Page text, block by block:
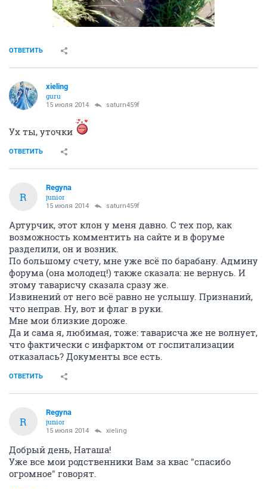
ОТВЕТИТЬ
xieling
guru
15 июля 2014 saturn459f
Ух ты, уточки
ОТВЕТИТЬ
R
Regуna
junior
15 июля 2014 saturn459f
Артурчик, этот клон у меня давно. С тех пор, как
возможность комментить на сайте и в форуме
разделили, он и возник.
По большому счету, мне уже всё по барабану. Админу
форума (она молодец!) также сказала: не вернусь. И
этому таварисчу сказала сразу же.
Извинений от него всё равно не услышу. Признаний,
что неправ. Ну, вот и флаг в руки.
Мне мои близкие дороже.
Да и сама я, любимая, тоже: таварисча же не волнует,
что фактически с инфарктом от госпитализации
отказалась? Документы все есть.
ОТВЕТИТЬ
R
Regуna
junior
15 июля 2014 xieling
Добрый день, Наташа!
Уже все мои родственники Вам за квас "спасибо
огромное" говорят.